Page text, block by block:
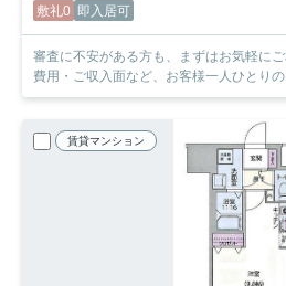
敷礼0 即入居可
審査に不安がある方も、まずはお気軽にご相談くだ
費用・ご収入面など、お客様一人ひとりの
賃貸マンション